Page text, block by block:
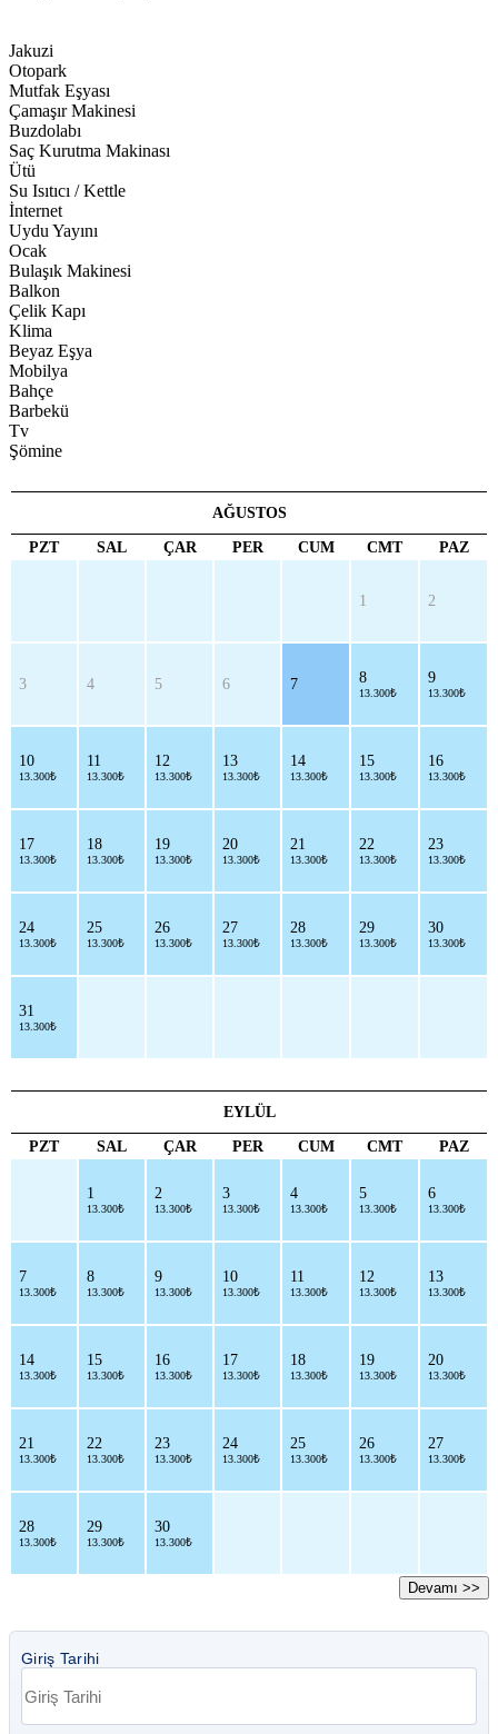
Jakuzi
Otopark
Mutfak Eşyası
Çamaşır Makinesi
Buzdolabı
Saç Kurutma Makinası
Ütü
Su Isıtıcı / Kettle
İnternet
Uydu Yayını
Ocak
Bulaşık Makinesi
Balkon
Çelik Kapı
Klima
Beyaz Eşya
Mobilya
Bahçe
Barbekü
Tv
Şömine
AĞUSTOS
PZT
SAL ÇAR PER CUM CMT PAZ
1 2
3 4 5 6 7 8
13.300₺
9
13.300₺
10
13.300₺
11
13.300₺
12
13.300₺
13
13.300₺
14
13.300₺
15
13.300₺
16
13.300₺
17
13.300₺
18
13.300₺
19
13.300₺
20
13.300₺
21
13.300₺
22
13.300₺
23
13.300₺
24
13.300₺
25
13.300₺
26
13.300₺
27
13.300₺
28
13.300₺
29
13.300₺
30
13.300₺
31
13.300₺
EYLÜL
PZT
SAL ÇAR PER CUM CMT PAZ
1
13.300₺
2
13.300₺
3
13.300₺
4
13.300₺
5
13.300₺
6
13.300₺
7
13.300₺
8
13.300₺
9
13.300₺
10
13.300₺
11
13.300₺
12
13.300₺
13
13.300₺
14
13.300₺
15
13.300₺
16
13.300₺
17
13.300₺
18
13.300₺
19
13.300₺
20
13.300₺
21
13.300₺
22
13.300₺
23
13.300₺
24
13.300₺
25
13.300₺
26
13.300₺
27
13.300₺
28
13.300₺
29
13.300₺
30
13.300₺
Devamı >>
Giriş Tarihi